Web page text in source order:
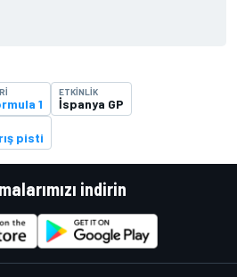
1
ETKINLIK
İspanya GP
pisti
indirin